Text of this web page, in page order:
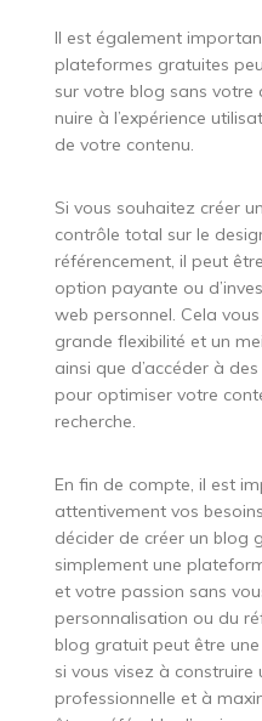
Il est également
plateformes gratuites
sur votre blog sans votre
nuire à l’expérience
de votre contenu.
Si vous souhaitez créer
contrôle total sur le
référencement, il peut
option payante ou
web personnel. Cela
grande flexibilité et un
ainsi que d’accéder à
pour optimiser votre
recherche.
En fin de compte, il est
attentivement vos
décider de créer un blog
simplement une
et votre passion sans
personnalisation ou du
blog gratuit peut être
si vous visez à construire
professionnelle et à